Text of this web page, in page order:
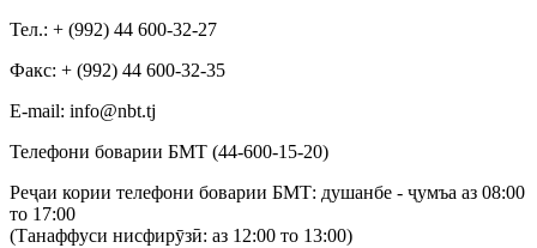
Тел.: + (992) 44 600-32-27
Факс: + (992) 44 600-32-35
Е-mail: info@nbt.tj
Телефони боварии БМТ (44-600-15-20)
Реҷаи кории телефони боварии БМТ: душанбе - ҷумъа аз 08:00
то 17:00
(Танаффуси нисфирӯзӣ: аз 12:00 то 13:00)